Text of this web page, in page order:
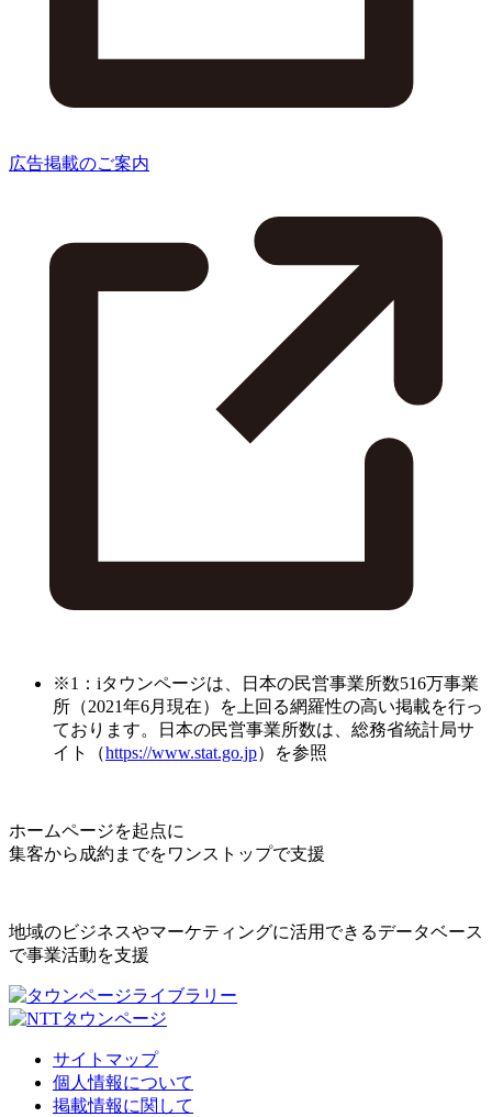
広告掲載のご案内
※1：iタウンページは、日本の民営事業所数516万事業
所（2021年6月現在）を上回る網羅性の高い掲載を行っ
ております。日本の民営事業所数は、総務省統計局サ
イト（https://www.stat.go.jp）を参照
ホームページを起点に
集客から成約までをワンストップで支援
地域のビジネスやマーケティングに活用できるデータベース
で事業活動を支援
サイトマップ
個人情報について
掲載情報に関して